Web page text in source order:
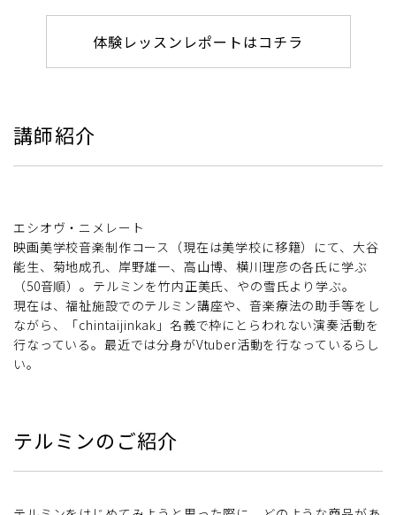
体験レッスンレポートはコチラ
講師紹介
エシオヴ・ニメレート
映画美学校音楽制作コース（現在は美学校に移籍）にて、大谷
能生、菊地成孔、岸野雄一、高山博、横川理彦の各氏に学ぶ
（50音順）。テルミンを竹内正美氏、やの雪氏より学ぶ。
現在は、福祉施設でのテルミン講座や、音楽療法の助手等をし
ながら、「chintaijinkak」名義で枠にとらわれない演奏活動を
行なっている。最近では分身がVtuber活動を行なっているらし
い。
テルミンのご紹介